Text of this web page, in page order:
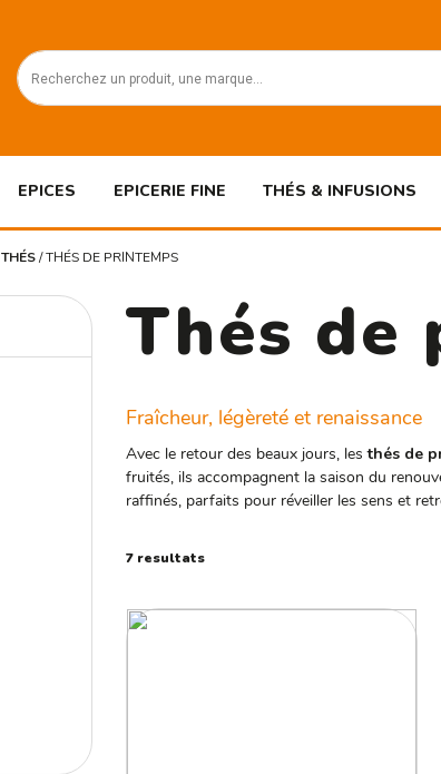
EPICES EPICERIE FINE THÉS & INFUSIONS
THÉS/THÉS DE PRINTEMPS
Thés de
Fraîcheur, légèreté et renaissance
Avec le retour des beaux jours, lesthés de
fruités, ils accompagnent la saison du
raffinés, parfaits pour réveiller les sens et
7 resultats